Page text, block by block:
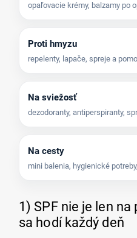
opaľovacie krémy, balzamy po
Proti hmyzu
repelenty, lapače, spreje a
Na sviežosť
dezodoranty, antiperspiranty,
Na cesty
mini balenia, hygienické
1) SPF nie je len
sa hodí každý deň